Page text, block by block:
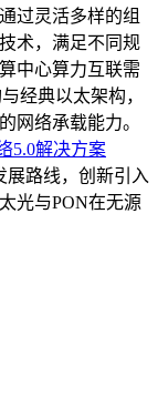
过灵活多样的组
术，满足不同规
中心算力互联需
经典以太架构，
网络承载能力。
5.0解决方案
展路线，创新引入
光与PON在无源